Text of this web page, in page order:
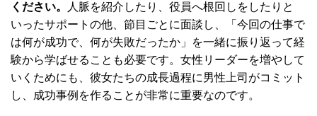
ください。
人脈を紹介したり、役員へ根回しをしたりと
いったサポートの他、節目ごとに面談し、「今回の仕事で
は何が成功で、何が失敗だったか」を一緒に振り返って経
験から学ばせることも必要です。女性リーダーを増やして
いくためにも、彼女たちの成長過程に男性上司がコミット
し、成功事例を作ることが非常に重要なのです。